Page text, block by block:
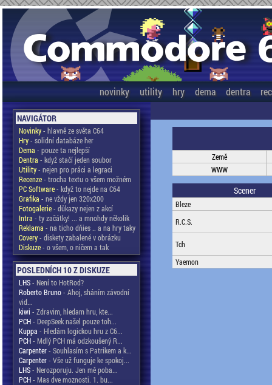
novinky utility hry dema dentra
NAVIGÁTOR
Novinky- hlavně ze světa C64
Hry- solidní databáze her
Dema - pouze ta nejlepší
Dentra - když stačí jeden soubor
Utility- nejen pro práci a legraci
Recenze- trocha textu o všem možném
PC Software- když to nejde na C64
Grafika - ne vždy jen 320x200
Fotogalerie- důkazy nejen z akcí
Intra - ty začátky! ... a mnohdy několik
Reklama - na ticho dňies .. a na hry taky
Covery- diskety zabalené v obrázku
Diskuze- o všem, o ničem a tak
POSLEDNÍCH 10 Z DISKUZE
LHS- Není to HotRod?
Roberto Bruno- Ahoj, sháním závodní
vid...
kiwi - Zdravim, hledam hru, kte...
PCH- DeepSeek našel pouze toh...
Kuppa - Hledám logickou hru z C6...
PCH- Mdlý PCH má odzkoušený R...
Carpenter- Souhlasím s Patrikem a k...
Carpenter- Vše už funguje ke spokoj...
LHS- Nerozporuju. Jen mě poba...
PCH- Mas dve moznosti. 1. bu...
Země
WWW
Scener
Bleze
R.C.S.
Tch
Yaemon